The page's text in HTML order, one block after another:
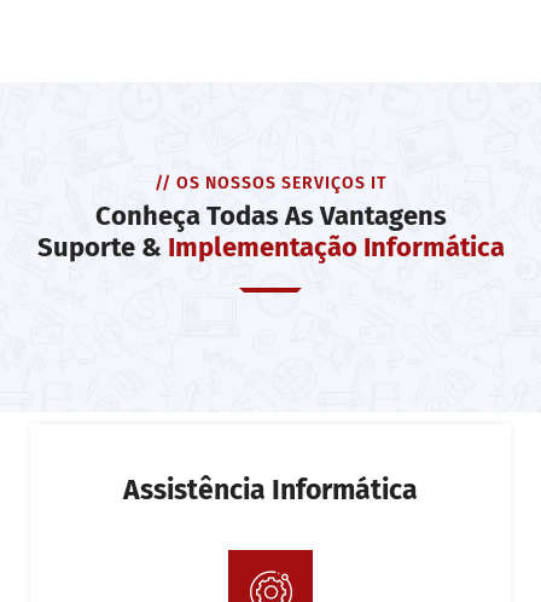
// OS NOSSOS SERVIÇOS IT
Conheça Todas As Vantagens
Suporte & Implementação Informática
Assistência Informática